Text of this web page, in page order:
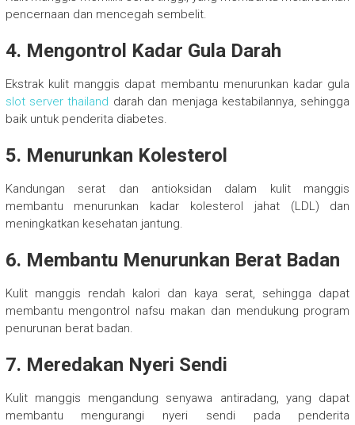
pencernaan dan mencegah sembelit.
4. Mengontrol Kadar Gula Darah
Ekstrak kulit manggis dapat membantu menurunkan kadar gula
slot server thailand darah dan menjaga kestabilannya, sehingga
baik untuk penderita diabetes.
5. Menurunkan Kolesterol
Kandungan serat dan antioksidan dalam kulit manggis
membantu menurunkan kadar kolesterol jahat (LDL) dan
meningkatkan kesehatan jantung.
6. Membantu Menurunkan Berat Badan
Kulit manggis rendah kalori dan kaya serat, sehingga dapat
membantu mengontrol nafsu makan dan mendukung program
penurunan berat badan.
7. Meredakan Nyeri Sendi
Kulit manggis mengandung senyawa antiradang, yang dapat
membantu mengurangi nyeri sendi pada penderita